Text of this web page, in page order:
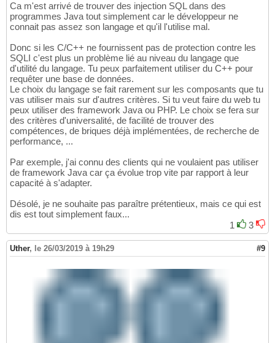
Ca m'est arrivé de trouver des injection SQL dans des
programmes Java tout simplement car le développeur ne
connait pas assez son langage et qu'il l'utilise mal.
Donc si les C/C++ ne fournissent pas de protection contre les
SQLI c'est plus un problème lié au niveau du langage que
d'utilité du langage. Tu peux parfaitement utiliser du C++ pour
requêter une base de données.
Le choix du langage se fait rarement sur les composants que tu
vas utiliser mais sur d'autres critères. Si tu veut faire du web tu
peux utiliser des framework Java ou PHP. Le choix se fera sur
des critères d'universalité, de facilité de trouver des
compétences, de briques déjà implémentées, de recherche de
performance, ...
Par exemple, j'ai connu des clients qui ne voulaient pas utiliser
de framework Java car ça évolue trop vite par rapport à leur
capacité à s'adapter.
Désolé, je ne souhaite pas paraître prétentieux, mais ce qui est
dis est tout simplement faux...
1
3
Uther, le 26/03/2019 à 19h29 #9